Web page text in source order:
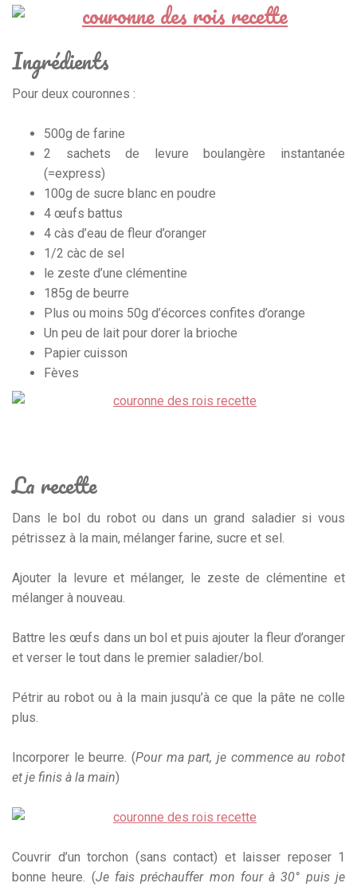
Ingrédients
Pour deux couronnes :
500g de farine
2 sachets de levure boulangère instantanée
(=express)
100g de sucre blanc en poudre
4 œufs battus
4 càs d’eau de fleur d’oranger
1/2 càc de sel
le zeste d’une clémentine
185g de beurre
Plus ou moins 50g d’écorces confites d’orange
Un peu de lait pour dorer la brioche
Papier cuisson
Fèves
La recette
Dans le bol du robot ou dans un grand saladier si vous
pétrissez à la main, mélanger farine, sucre et sel.
Ajouter la levure et mélanger, le zeste de clémentine et
mélanger à nouveau.
Battre les œufs dans un bol et puis ajouter la fleur d’oranger
et verser le tout dans le premier saladier/bol.
Pétrir au robot ou à la main jusqu’à ce que la pâte ne colle
plus.
Incorporer le beurre. (Pour ma part, je commence au robot
et je finis à la main)
Couvrir d’un torchon (sans contact) et laisser reposer 1
bonne heure. (Je fais préchauffer mon four à 30° puis je